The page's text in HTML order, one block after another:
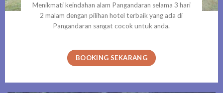
Menikmati keindahan alam Pangandaran selama 3 hari
2 malam dengan pilihan hotel terbaik yang ada di
Pangandaran sangat cocok untuk anda.
BOOKING SEKARANG